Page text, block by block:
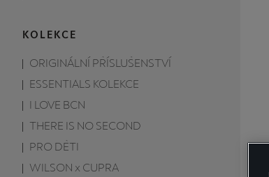
KOLEKCE
ORIGINÁLNÍ PŘÍSLUŠENSTVÍ
ESSENTIALS KOLEKCE
I LOVE BCN
THERE IS NO SECOND
PRO DĚTI
WILSON x CUPRA